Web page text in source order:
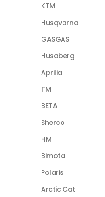
KTM
Husqvarna
GASGAS
Husaberg
Aprilia
TM
BETA
Sherco
HM
Bimota
Polaris
Arctic Cat